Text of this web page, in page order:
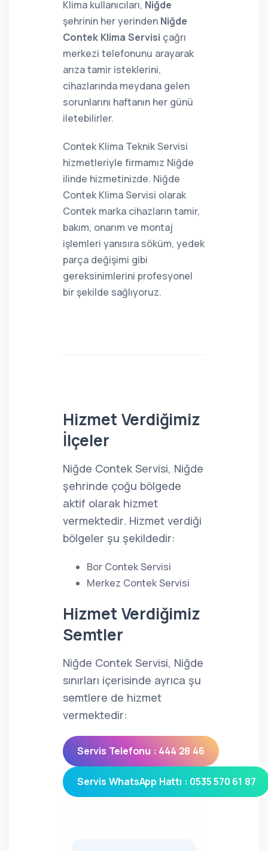
Klima kullanıcıları, Niğde
şehrinin her yerinden Niğde
Contek Klima Servisi çağrı
merkezi telefonunu arayarak
arıza tamir isteklerini,
cihazlarında meydana gelen
sorunlarını haftanın her günü
iletebilirler.
Contek Klima Teknik Servisi
hizmetleriyle firmamız Niğde
ilinde hizmetinizde. Niğde
Contek Klima Servisi olarak
Contek marka cihazların tamir,
bakım, onarım ve montaj
işlemleri yanısıra söküm, yedek
parça değişimi gibi
gereksinimlerini profesyonel
bir şekilde sağlıyoruz.
Hizmet Verdiğimiz
İlçeler
Niğde Contek Servisi, Niğde
şehrinde çoğu bölgede
aktif olarak hizmet
vermektedir. Hizmet verdiği
bölgeler şu şekildedir:
Bor Contek Servisi
Merkez Contek Servisi
Hizmet Verdiğimiz
Semtler
Niğde Contek Servisi, Niğde
sınırları içerisinde ayrıca şu
semtlere de hizmet
vermektedir:
Servis Telefonu : 444 28 46
Servis WhatsApp Hattı : 0535 570 61 87